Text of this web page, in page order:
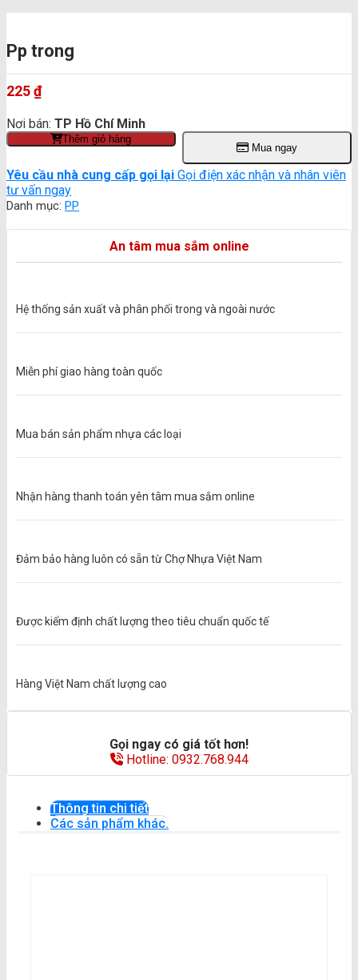
Pp trong
225₫
Nơi bán: TP Hồ Chí Minh
Thêm giỏ hàng
Mua ngay
Yêu cầu nhà cung cấp gọi lại Gọi điện xác nhận và nhân viên
tư vấn ngay
Danh mục: PP
An tâm mua sắm online
Hệ thống sản xuất và phân phối trong và ngoài nước
Miễn phí giao hàng toàn quốc
Mua bán sản phẩm nhựa các loại
Nhận hàng thanh toán yên tâm mua sắm online
Đảm bảo hàng luôn có sẵn từ Chợ Nhựa Việt Nam
Được kiểm định chất lượng theo tiêu chuẩn quốc tế
Hàng Việt Nam chất lượng cao
Gọi ngay có giá tốt hơn!
Hotline: 0932.768.944
Thông tin chi tiết
Các sản phẩm khác.